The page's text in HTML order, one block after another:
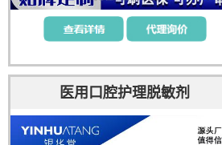
医用口腔护理脱敏剂